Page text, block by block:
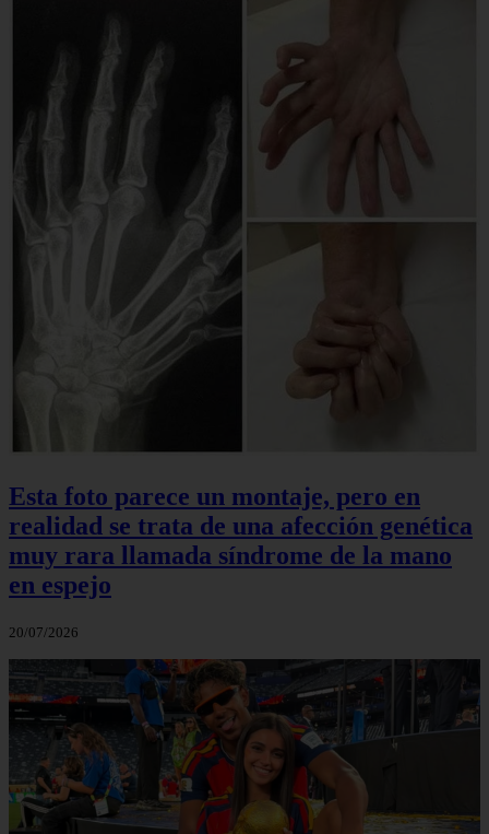
Esta foto parece un montaje, pero en
realidad se trata de una afección genética
muy rara llamada síndrome de la mano
en espejo
20/07/2026